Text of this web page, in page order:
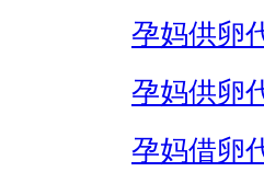
孕妈供卵
孕妈供卵
孕妈借卵